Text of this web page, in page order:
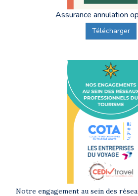
Assurance annulation
Télécharger
Notre engagement au sein des